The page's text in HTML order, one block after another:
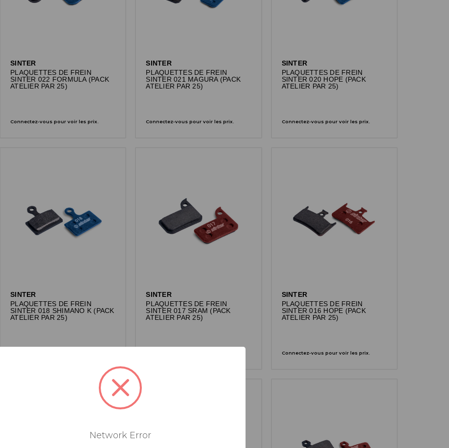
SINTER
PLAQUETTES DE FREIN
SINTER 022 FORMULA (PACK
ATELIER PAR 25)
Connectez-vous pour voir les prix.
SINTER
PLAQUETTES DE FREIN
SINTER 021 MAGURA (PACK
ATELIER PAR 25)
Connectez-vous pour voir les prix.
SINTER
PLAQUETTES DE FREIN
SINTER 020 HOPE (PACK
ATELIER PAR 25)
Connectez-vous pour voir les prix.
SINTER
PLAQUETTES DE FREIN
SINTER 018 SHIMANO K (PACK
ATELIER PAR 25)
SINTER
PLAQUETTES DE FREIN
SINTER 017 SRAM (PACK
ATELIER PAR 25)
SINTER
PLAQUETTES DE FREIN
SINTER 016 HOPE (PACK
ATELIER PAR 25)
Connectez-vous pour voir les prix.
Network Error